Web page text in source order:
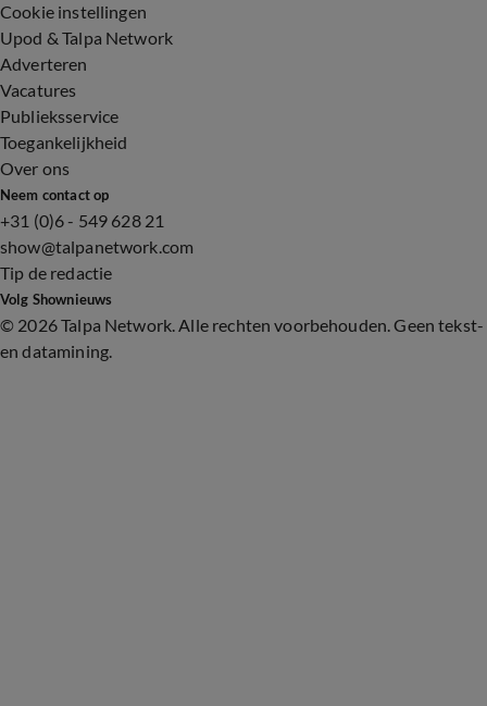
Cookie instellingen
Upod & Talpa Network
Adverteren
Vacatures
Publieksservice
Toegankelijkheid
Over ons
Neem contact op
+31 (0)6 - 549 628 21
show@talpanetwork.com
Tip de redactie
Volg Shownieuws
© 2026 Talpa Network. Alle rechten voorbehouden. Geen tekst-
en datamining.